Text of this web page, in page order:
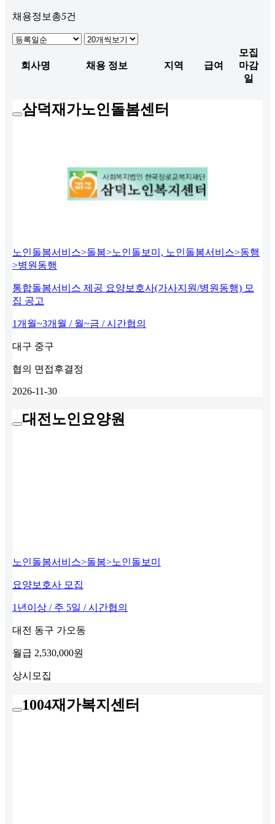
채용정보 총5건
회사명 채용 정보 지역 급여
모집
마감
일
삼덕재가노인돌봄센터
노인돌봄서비스>돌봄>노인돌보미, 노인돌봄서비스>동행
>병원동행
통합돌봄서비스 제공 요양보호사(가사지원/병원동행) 모
집 공고
1개월~3개월 / 월~금 / 시간협의
대구 중구
협의 면접후결정
2026-11-30
대전노인요양원
노인돌봄서비스>돌봄>노인돌보미
요양보호사 모집
1년이상 / 주 5일 / 시간협의
대전 동구 가오동
월급 2,530,000원
상시모집
1004재가복지센터